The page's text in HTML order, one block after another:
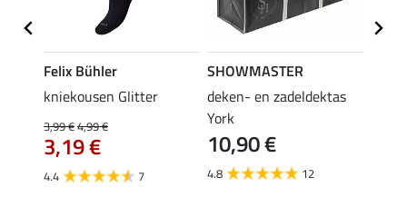
Felix Bühler
kniekousen Glitter
3,99 €4,99 €
3,19 €
4.4 7
SHOWMASTER
deken- en zadeldektas
York
10,90 €
4.8 12